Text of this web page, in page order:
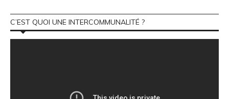
C’EST QUOI UNE INTERCOMMUNALITÉ ?